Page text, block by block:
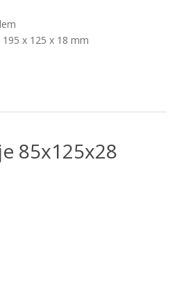
x 125 x 18 mm
85x125x28